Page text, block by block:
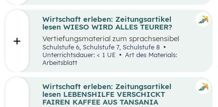
Wirtschaft erleben: Zeitungsartikel
lesen WIESO WIRD ALLES TEURER?
Vertiefungsmaterial zum sprachsensibel
aufbereiteten Zeitungsartikel “Wieso wird alles
teurer?”.
Schulstufe 6, Schulstufe 7, Schulstufe 8
Unterrichtsdauer: < 1 UE
Arbeitsblatt
Wirtschaft erleben: Zeitungsartikel
lesen LEBENSHILFE VERSCHICKT
FAIREN KAFFEE AUS TANSANIA